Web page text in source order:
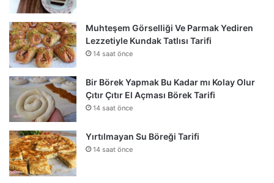
Muhteşem Görselliği Ve Parmak Yediren
Lezzetiyle Kundak Tatlısı Tarifi
14 saat önce
Bir Börek Yapmak Bu Kadar mı Kolay Olur
Çıtır Çıtır El Açması Börek Tarifi
14 saat önce
Yırtılmayan Su Böreği Tarifi
14 saat önce